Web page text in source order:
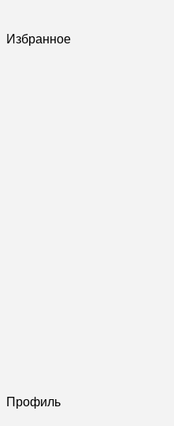
Избранное
Профиль